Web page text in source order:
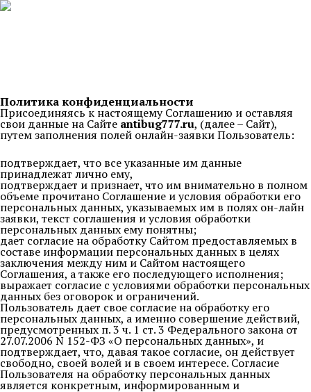
Политика конфиденциальности
Присоединяясь к настоящему Соглашению и оставляя
свои данные на Сайте antibug777.ru, (далее – Сайт),
путем заполнения полей онлайн-заявки Пользователь:
подтверждает, что все указанные им данные
принадлежат лично ему,
подтверждает и признает, что им внимательно в полном
объеме прочитано Соглашение и условия обработки его
персональных данных, указываемых им в полях он-лайн
заявки, текст соглашения и условия обработки
персональных данных ему понятны;
дает согласие на обработку Сайтом предоставляемых в
составе информации персональных данных в целях
заключения между ним и Сайтом настоящего
Соглашения, а также его последующего исполнения;
выражает согласие с условиями обработки персональных
данных без оговорок и ограничений.
Пользователь дает свое согласие на обработку его
персональных данных, а именно совершение действий,
предусмотренных п. 3 ч. 1 ст. 3 Федерального закона от
27.07.2006 N 152-ФЗ «О персональных данных», и
подтверждает, что, давая такое согласие, он действует
свободно, своей волей и в своем интересе. Согласие
Пользователя на обработку персональных данных
является конкретным, информированным и